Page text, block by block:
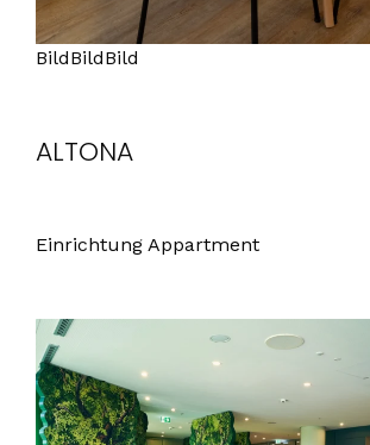
BildBildBild
ALTONA
Einrichtung Appartment